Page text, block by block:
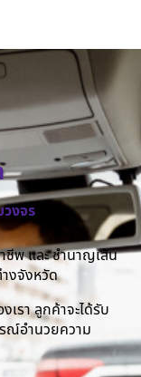
งจร
ชีพ และ ชำนาญเส้น
งจังหวัด
เรา ลูกค้าจะได้รับ
ณ์อำนวยความ